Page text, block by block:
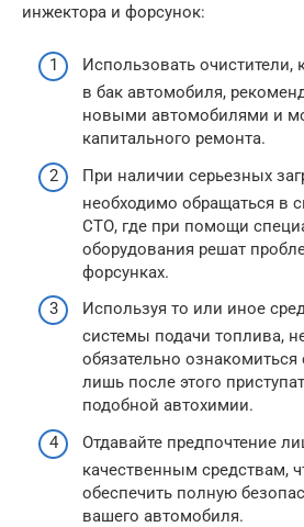
инжектора и форсунок:
Использовать очистители,
в бак автомобиля,
новыми автомобилями и
капитального ремонта.
При наличии серьезных
необходимо обращаться в
СТО, где при помощи
оборудования решат
форсунках.
Используя то или иное
системы подачи топлива,
обязательно ознакомиться
лишь после этого
подобной автохимии.
Отдавайте предпочтение
качественным средствам,
обеспечить полную
вашего автомобиля.